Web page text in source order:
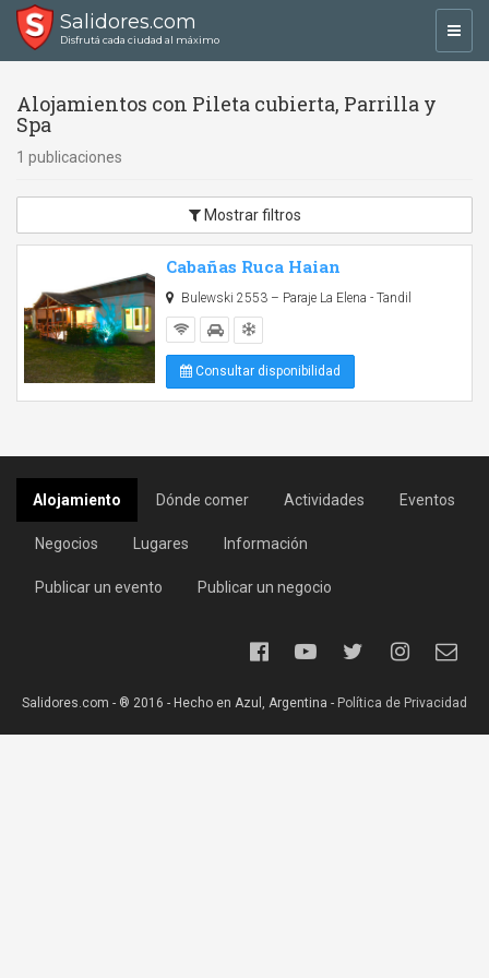
Salidores.com
Disfrutá cada ciudad al máximo
Alojamientos con Pileta cubierta, Parrilla y
Spa
1 publicaciones
Mostrar filtros
Cabañas Ruca Haian
Bulewski 2553 – Paraje La Elena - Tandil
Consultar disponibilidad
Alojamiento Dónde comer Actividades Eventos
Negocios Lugares Información
Publicar un evento Publicar un negocio
Salidores.com - ® 2016 - Hecho en Azul, Argentina - Política de Privacidad